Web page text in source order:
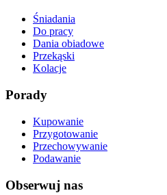
Śniadania
Do pracy
Dania obiadowe
Przekąski
Kolacje
Porady
Kupowanie
Przygotowanie
Przechowywanie
Podawanie
Obserwuj nas